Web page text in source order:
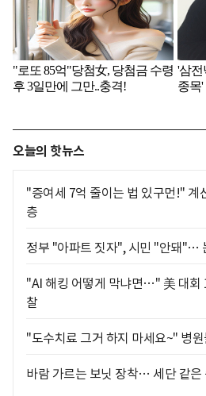
오늘의 핫뉴스
"증여세 7억 줄이는 법 있구먼!" 계
층
정부 "아파트 짓자", 시민 "안돼"…
"AI 해킹 어떻게 막냐면…" 美 대회
찰
"도수치료 그거 하지 마세요~" 병
바람 가르는 보닛 장착… 세단 같은